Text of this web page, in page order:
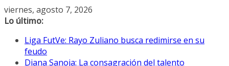
Saltar
al
viernes, agosto 7, 2026
Lo último:
Liga FutVe: Rayo Zuliano busca redimirse en su
feudo
Diana Sanoja: La consagración del talento